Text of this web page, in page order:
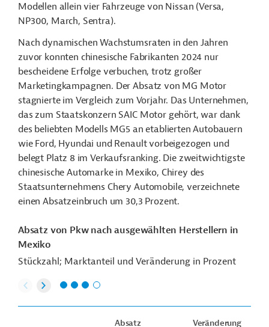
Modellen allein vier Fahrzeuge von Nissan (Versa,
NP300, March, Sentra).
Nach dynamischen Wachstumsraten in den Jahren
zuvor konnten chinesische Fabrikanten 2024 nur
bescheidene Erfolge verbuchen, trotz großer
Marketingkampagnen. Der Absatz von MG Motor
stagnierte im Vergleich zum Vorjahr. Das Unternehmen,
das zum Staatskonzern SAIC Motor gehört, war dank
des beliebten Modells MG5 an etablierten Autobauern
wie Ford, Hyundai und Renault vorbeigezogen und
belegt Platz 8 im Verkaufsranking. Die zweitwichtigste
chinesische Automarke in Mexiko, Chirey des
Staatsunternehmens Chery Automobile, verzeichnete
einen Absatzeinbruch um 30,3 Prozent.
Absatz von Pkw nach ausgewählten Herstellern in
Mexiko
Stückzahl; Marktanteil und Veränderung in Prozent
Absatz Veränderung